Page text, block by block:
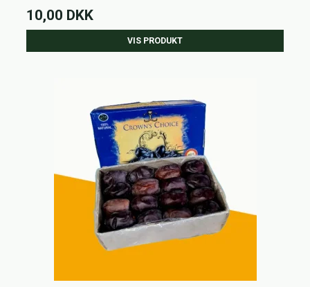
10,00 DKK
VIS PRODUKT